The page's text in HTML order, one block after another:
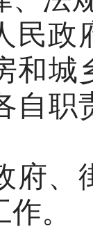
民政
和城
自职
府、
。